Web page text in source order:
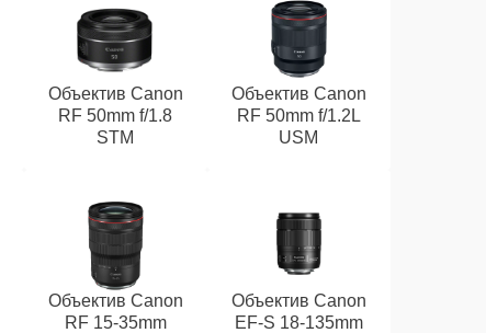
Объектив Canon
RF 50mm f/1.8
STM
Объектив Canon
RF 50mm f/1.2L
USM
Объектив Canon
RF 15‑35mm
Объектив Canon
EF‑S 18‑135mm